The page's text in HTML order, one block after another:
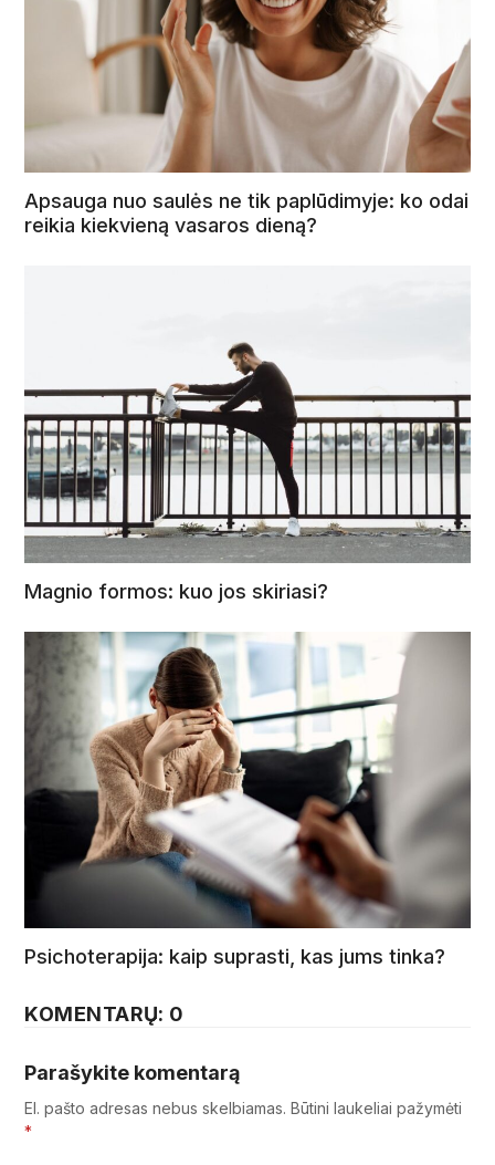
Apsauga nuo saulės ne tik paplūdimyje: ko odai
reikia kiekvieną vasaros dieną?
Magnio formos: kuo jos skiriasi?
Psichoterapija: kaip suprasti, kas jums tinka?
KOMENTARŲ: 0
Parašykite komentarą
El. pašto adresas nebus skelbiamas. Būtini laukeliai pažymėti
*